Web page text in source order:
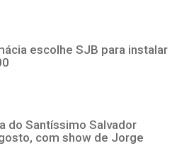
escolhe SJB para instalar
do Santíssimo Salvador
com show de Jorge